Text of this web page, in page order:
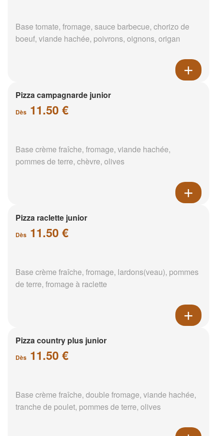
Base tomate, fromage, sauce barbecue, chorizo de
boeuf, viande hachée, poivrons, oignons, origan
Pizza campagnarde junior
Dès 11.50 €
Base crème fraîche, fromage, viande hachée,
pommes de terre, chèvre, olives
Pizza raclette junior
Dès 11.50 €
Base crème fraîche, fromage, lardons(veau), pommes
de terre, fromage à raclette
Pizza country plus junior
Dès 11.50 €
Base crème fraîche, double fromage, viande hachée,
tranche de poulet, pommes de terre, olives